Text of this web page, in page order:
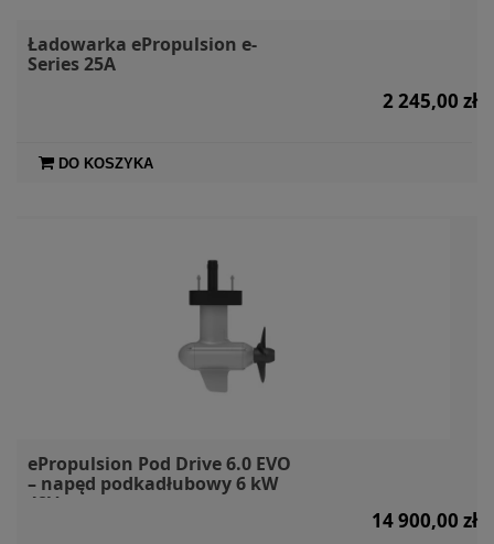
Ładowarka ePropulsion e-
Series 25A
2 245,00 zł
DO KOSZYKA
ePropulsion Pod Drive 6.0 EVO
– napęd podkadłubowy 6 kW
48V
14 900,00 zł